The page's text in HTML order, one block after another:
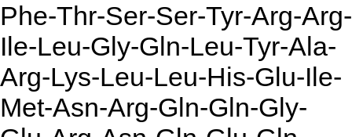
Phe-Thr-Ser-Ser-Tyr-Arg-Arg-
Ile-Leu-Gly-Gln-Leu-Tyr-Ala-
Arg-Lys-Leu-Leu-His-Glu-Ile-
Met-Asn-Arg-Gln-Gln-Gly-